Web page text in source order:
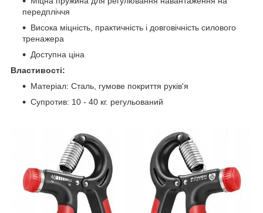
передпліччя
Висока міцність, практичність і довговічність силового
тренажера
Доступна ціна
Властивості:
Матеріал: Сталь, гумове покриття руків'я
Супротив: 10 - 40 кг. регульований